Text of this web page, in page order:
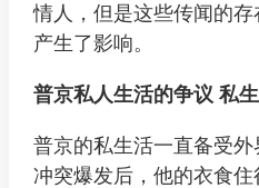
情人，但是这些传闻的
产生了影响。
普京私人生活的争议 私
普京的私生活一直备受
冲突爆发后，他的衣食